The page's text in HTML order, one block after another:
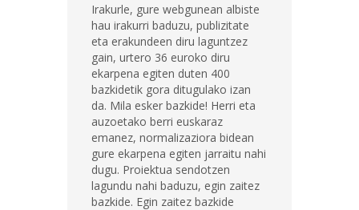
Irakurle, gure webgunean albiste
hau irakurri baduzu, publizitate
eta erakundeen diru laguntzez
gain, urtero 36 euroko diru
ekarpena egiten duten 400
bazkidetik gora ditugulako izan
da. Mila esker bazkide! Herri eta
auzoetako berri euskaraz
emanez, normalizaziora bidean
gure ekarpena egiten jarraitu nahi
dugu. Proiektua sendotzen
lagundu nahi baduzu, egin zaitez
bazkide. Egin zaitez bazkide